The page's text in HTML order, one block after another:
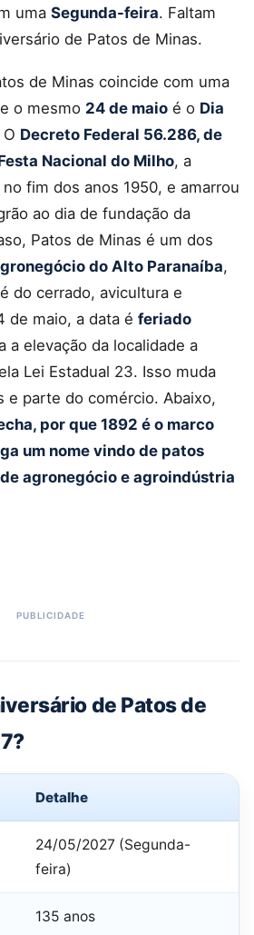
uma Segunda-feira. Faltam
de Patos de Minas.
de Minas coincide com uma
o mesmo 24 de maio é o Dia
O Decreto Federal 56.286, de
Nacional do Milho, a
fim dos anos 1950, e amarrou
ao dia de fundação da
Patos de Minas é um dos
do Alto Paranaíba,
do cerrado, avicultura e
de maio, a data é feriado
a elevação da localidade a
Lei Estadual 23. Isso muda
e parte do comércio. Abaixo,
por que 1892 é o marco
um nome vindo de patos
agronegócio e agroindústria
de Patos de
Detalhe
24/05/2027 (Segunda-
feira)
135 anos